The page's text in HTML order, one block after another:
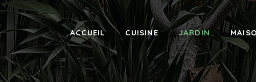
ACCUEIL CUISINE JARDIN